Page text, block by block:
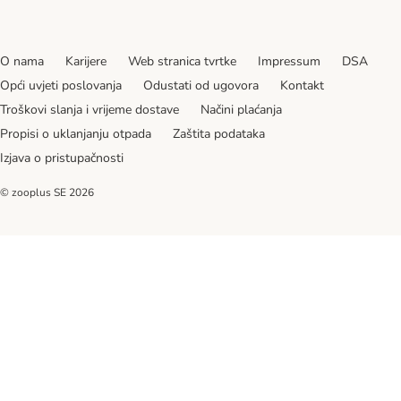
O nama Karijere Web stranica tvrtke Impressum
DSA
Opći uvjeti poslovanja
Odustati od ugovora
Kontakt
Troškovi slanja i vrijeme dostave
Načini plaćanja
Propisi o uklanjanju otpada
Zaštita podataka
Izjava o pristupačnosti
© zooplus SE 2026